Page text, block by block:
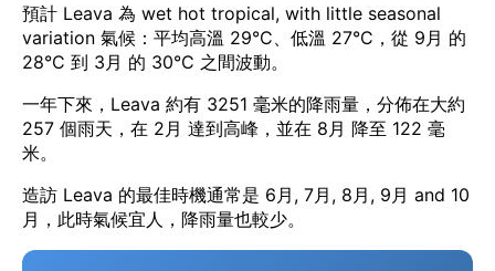
預計 Leava 為 wet hot tropical, with little seasonal
variation 氣候：平均高溫 29°C、低溫 27°C，從 9月 的
28°C 到 3月 的 30°C 之間波動。
一年下來，Leava 約有 3251 毫米的降雨量，分佈在大約
257 個雨天，在 2月 達到高峰，並在 8月 降至 122 毫
米。
造訪 Leava 的最佳時機通常是 6月, 7月, 8月, 9月 and 10
月，此時氣候宜人，降雨量也較少。